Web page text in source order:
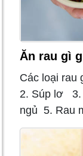
Ăn rau gì
Các loại rau
2. Súp lơ 3.
ngủ 5. Rau